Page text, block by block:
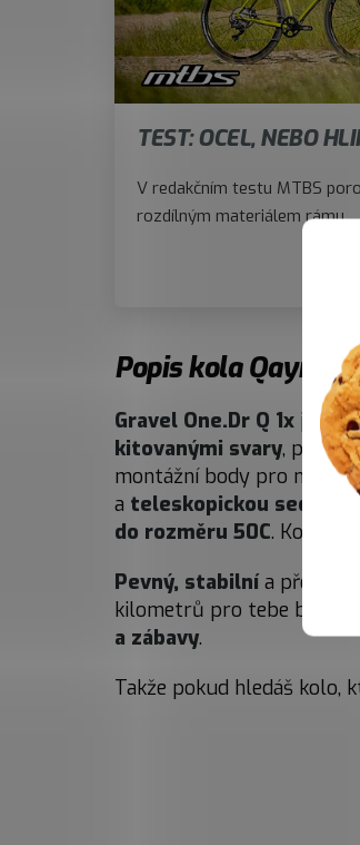
TEST: OCEL, NEBO
V redakčním testu MTBS
rozdílným materiálem rámu.
Popis kola Qayron
Gravel One.Dr Q 1x je
kitovanými svary,
montážní body pro
a teleskopickou
do rozměru 50C. Kolo si
Pevný, stabilní a přesto
kilometrů pro tebe budou
a zábavy.
Takže pokud hledáš kolo,